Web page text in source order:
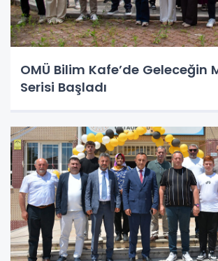
OMÜ Bilim Kafe’de Geleceğin
Serisi Başladı